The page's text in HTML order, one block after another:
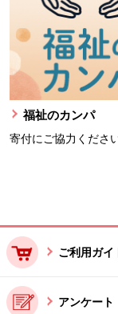
福祉のカンパ
寄付にご協力ください
ご利用ガイ
アンケート